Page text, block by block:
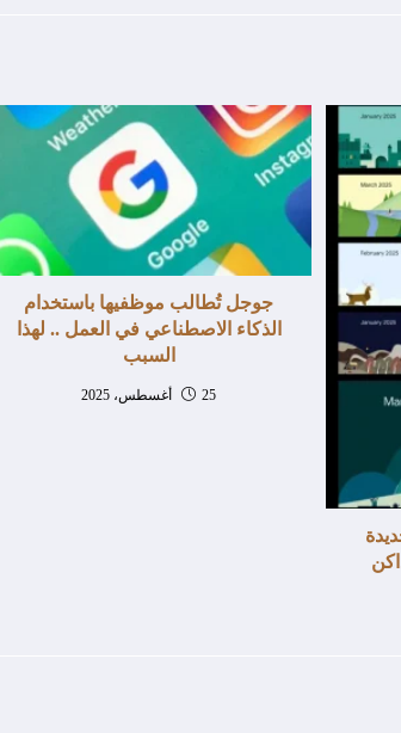
جوجل تُطالب موظفيها باستخدام
الذكاء الاصطناعي في العمل .. لهذا
السبب
25 أغسطس، 2025